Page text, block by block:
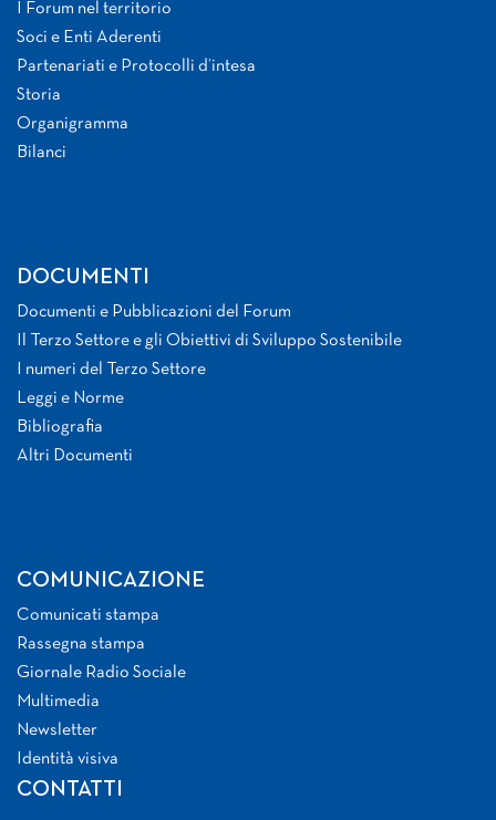
I Forum nel territorio
Soci e Enti Aderenti
Partenariati e Protocolli d’intesa
Storia
Organigramma
Bilanci
DOCUMENTI
Documenti e Pubblicazioni del Forum
Il Terzo Settore e gli Obiettivi di Sviluppo Sostenibile
I numeri del Terzo Settore
Leggi e Norme
Bibliografia
Altri Documenti
COMUNICAZIONE
Comunicati stampa
Rassegna stampa
Giornale Radio Sociale
Multimedia
Newsletter
Identità visiva
CONTATTI